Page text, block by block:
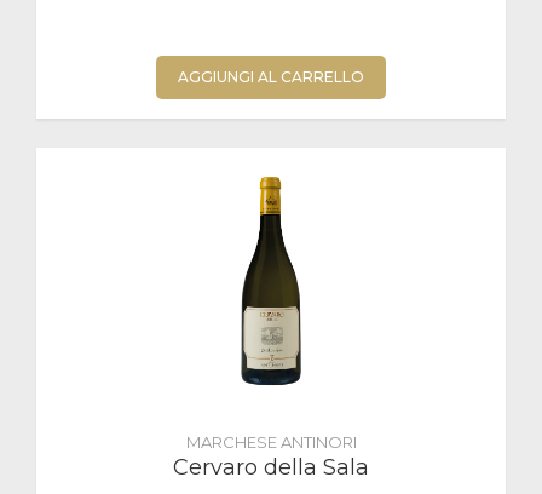
AGGIUNGI AL CARRELLO
MARCHESE ANTINORI
Cervaro della Sala